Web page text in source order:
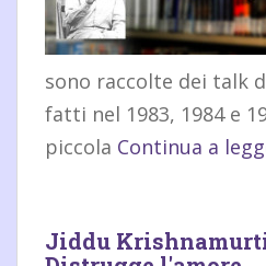
sono raccolte dei talk
fatti nel 1983, 1984 e
piccola Continua a
Jiddu